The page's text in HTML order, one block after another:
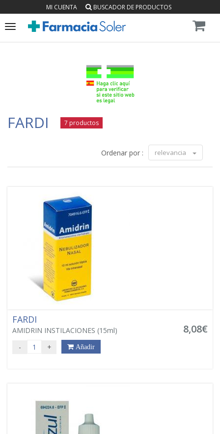
MI CUENTA BUSCADOR DE PRODUCTOS
Toggle
FARDI 7 productos
Ordenar por : relevancia
FARDI
AMIDRIN INSTILACIONES (15ml) 8,08€
- + Añadir